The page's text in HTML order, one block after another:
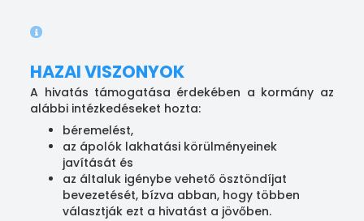
HAZAI VISZONYOK
A hivatás támogatása érdekében a kormány az
alábbi intézkedéseket hozta:
béremelést,
az ápolók lakhatási körülményeinek
javítását és
az általuk igénybe vehető ösztöndíjat
bevezetését, bízva abban, hogy többen
választják ezt a hivatást a jövőben.